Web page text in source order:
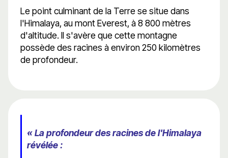
Le point culminant de la Terre se situe dans
l'Himalaya, au mont Everest, à 8 800 mètres
d'altitude. Il s'avère que cette montagne
possède des racines à environ 250 kilomètres
de profondeur.
« La profondeur des racines de l'Himalaya
révélée :